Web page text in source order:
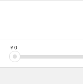
￥0